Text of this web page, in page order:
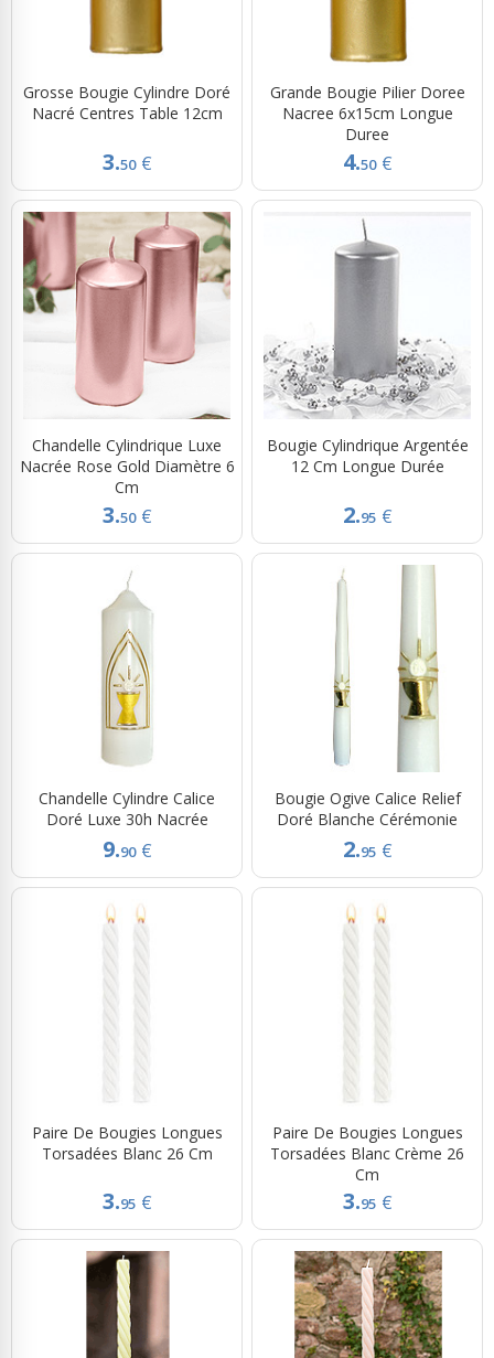
Grosse Bougie Cylindre Doré
Nacré Centres Table 12cm
3.50 €
Grande Bougie Pilier Doree
Nacree 6x15cm Longue
Duree
4.50 €
Chandelle Cylindrique Luxe
Nacrée Rose Gold Diamètre 6
Cm
3.50 €
Bougie Cylindrique Argentée
12 Cm Longue Durée
2.95 €
Chandelle Cylindre Calice
Doré Luxe 30h Nacrée
9.90 €
Bougie Ogive Calice Relief
Doré Blanche Cérémonie
2.95 €
Paire De Bougies Longues
Torsadées Blanc 26 Cm
3.95 €
Paire De Bougies Longues
Torsadées Blanc Crème 26
Cm
3.95 €